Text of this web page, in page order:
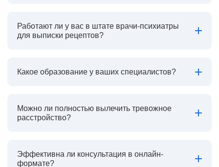
Работают ли у вас в штате врачи-психиатры
для выписки рецептов?
Какое образование у ваших специалистов?
Можно ли полностью вылечить тревожное
расстройство?
Эффективна ли консультация в онлайн-
формате?